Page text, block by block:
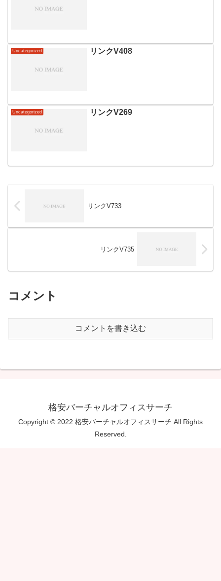
Uncategorized リンクV408
Uncategorized リンクV269
リンクV733
リンクV735
コメント
コメントを書き込む
格安バーチャルオフィスサーチ
Copyright © 2022 格安バーチャルオフィスサーチ All Rights
Reserved.